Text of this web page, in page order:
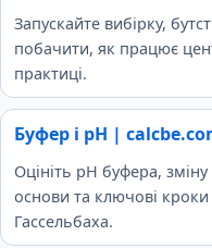
Запускайте вибірку,
побачити, як працює
практиці.
Буфер і pH |
Оцініть pH буфера,
основи та ключові
Гассельбаха.